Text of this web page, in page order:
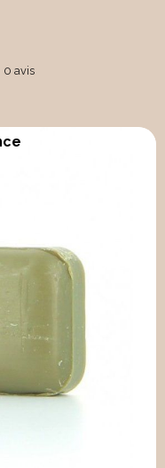
0 avis